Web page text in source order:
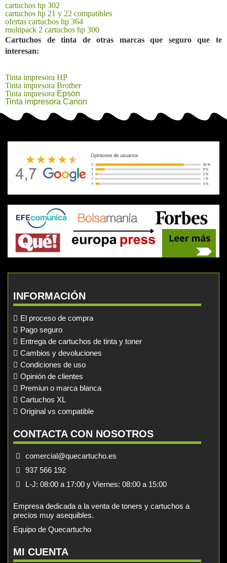
cartuchos hp 302
cartuchos hp 21 y 22 compatibles
ofertas cartuchos hp 364
multipack 2 cartuchos hp 300
Cartuchos de tinta de otras marcas que seguro que te
interesan:
Tinta impresora HP
Tinta impresora Brother
Tinta impresora Epson
Tinta impresora Canon
INFORMACIÓN
El proceso de compra
Pago seguro
Entrega de cartuchos de tinta y toner
Cambios y devoluciones
Condiciones de uso
Opinión de clientes
Premiun o marca blanca
Cartuchos XL
Original vs compatible
CONTACTA CON NOSOTROS
comercial@quecartucho.es
937 566 192
L-J: 08:00 a 17:00 y Viernes: 08:00 a 15:00
Empresa dedicada a la venta de toners y cartuchos a
precios muy asequibles.
Equipo de Quecartucho
MI CUENTA